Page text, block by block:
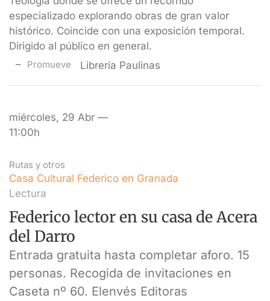
especializado explorando obras de gran valor
histórico. Coincide con una exposición temporal.
Dirigido al público en general.
Promueve Librería Paulinas
miércoles, 29 Abr —
11:00h
Rutas y otros
Casa Cultural Federico en Granada
Lectura
Federico lector en su casa de Acera
del Darro
Entrada gratuita hasta completar aforo. 15
personas. Recogida de invitaciones en
Caseta nº 60. Elenvés Editoras